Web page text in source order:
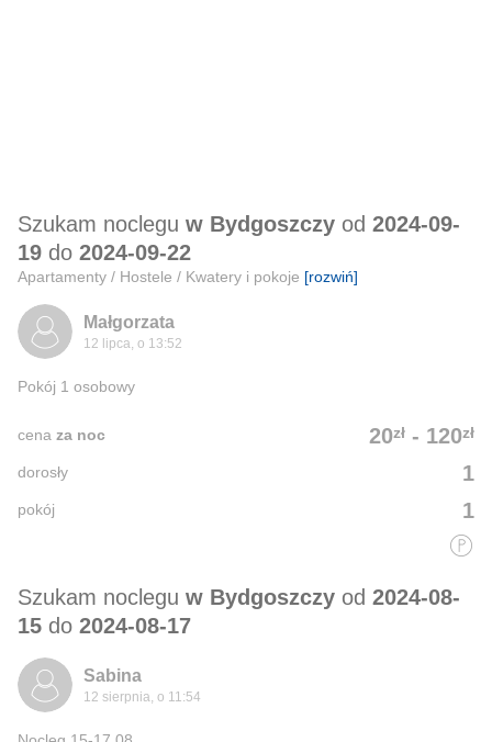
Szukam noclegu w Bydgoszczy od 2024-09-
19 do 2024-09-22
Apartamenty / Hostele / Kwatery i pokoje [rozwiń]
Małgorzata
12 lipca, o 13:52
Pokój 1 osobowy
20zł - 120zł
cena za noc
1
dorosły
1
pokój
Szukam noclegu w Bydgoszczy od 2024-08-
15 do 2024-08-17
Sabina
12 sierpnia, o 11:54